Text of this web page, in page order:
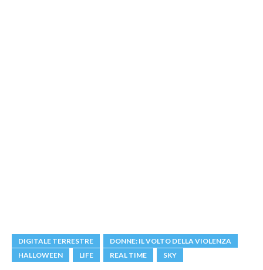
DIGITALE TERRESTRE
DONNE: IL VOLTO DELLA VIOLENZA
HALLOWEEN
LIFE REAL TIME SKY